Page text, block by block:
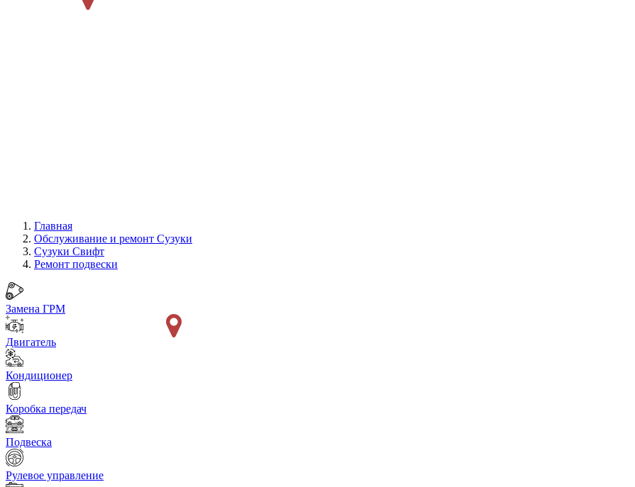
Главная
Обслуживание и ремонт Сузуки
Сузуки Свифт
Ремонт подвески
Замена ГРМ
Двигатель
Кондиционер
Коробка передач
Подвеска
Рулевое управление